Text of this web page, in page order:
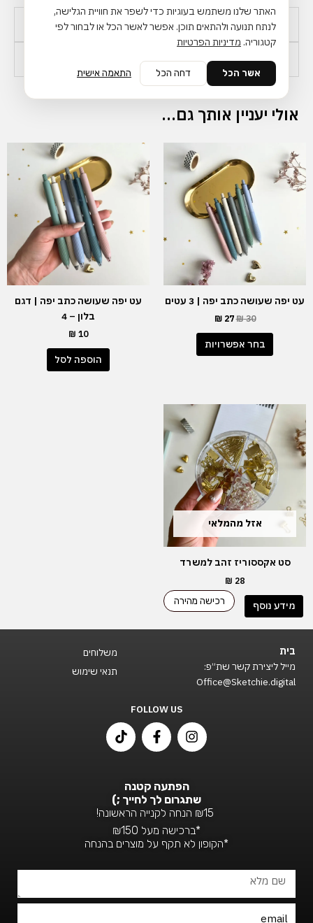
מידע נוסף
זמן אספקה ומשלוחים
אולי יעניין אותך גם…
עט יפה שעושה כתב יפה | 3 עטים
₪30
₪27
בחר אפשרויות
למוצר
זה
יש
מספר
סוגים.
לבחור
את
האפשרויות
בעמוד
המוצר
עט יפה שעושה כתב יפה | דגם
בלון – 4
₪ 10
הוספה לסל
אזל מהמלאי
סט אקססוריז זהב למשרד
₪ 28
מידע נוסף רכישה מהירה
בית
מייל ליצירת קשר שת״פ:
Office@Sketchie.digital
משלוחים
תנאי שימוש
FOLLOW US
I
n
s
a
g
r
a
m
F
a
c
b
o
o
k
-
f
T
i
k
k הפתעה קטנה
שתגרום לך לחייך ;)
*ברכישה מעל ₪150
*הקופון לא תקף על מוצרים בהנחה
שם
האתר שלנו משתמש בעוגיות כדי לשפר את חוויית הגלישה,
לנתח תנועה ולהתאים תוכן. אפשר לאשר הכל או לבחור לפי
קטגוריה. מדיניות הפרטיות
אשר הכל דחה הכל התאמה אישית